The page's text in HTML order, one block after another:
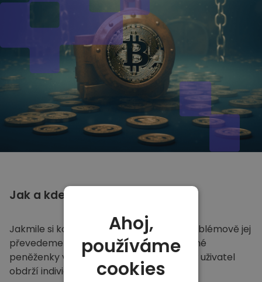
Jak a kde
Jakmile si koupíte na Kriptomatu
, bezproblémově jej
převedeme do vaší vyhrazené a bezpečné
peněženky v rámci naší platformy. Každý uživatel
obdrží individuální peněženku.
Ahoj,
používáme
cookies